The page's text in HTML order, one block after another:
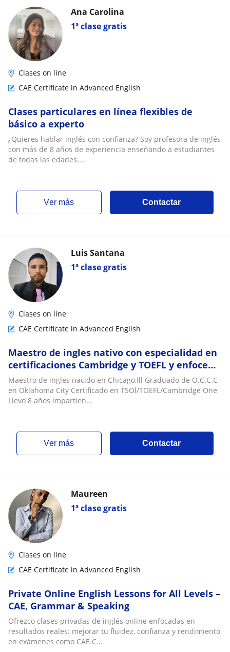
1ª clase gratis
Ana Carolina
Clases on line
CAE Certificate in Advanced English
Clases particulares en línea flexibles de
básico a experto
¿Quieres hablar inglés con confianza? Soy profesora de inglés
con más de 8 años de experiencia enseñando a estudiantes
de todas las edades....
ver más Contactar
1ª clase gratis
Luis Santana
Clases on line
CAE Certificate in Advanced English
Maestro de ingles nativo con especialidad en
certificaciones Cambridge y TOEFL y enfoce
en English speaking ???
Maestro de ingles nacido en Chicago,Ill Graduado de O.C.C.C
en Oklahoma City Certificado en TSOl/TOEFL/Cambridge One
Llevo 8 años impartien...
ver más Contactar
1ª clase gratis
Maureen
Clases on line
CAE Certificate in Advanced English
Private Online English Lessons for All Levels –
CAE, Grammar & Speaking
Ofrezco clases privadas de inglés online enfocadas en
resultados reales: mejorar tu fluidez, confianza y rendimiento
en exámenes como CAE.C...